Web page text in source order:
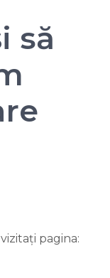
să
pagina: